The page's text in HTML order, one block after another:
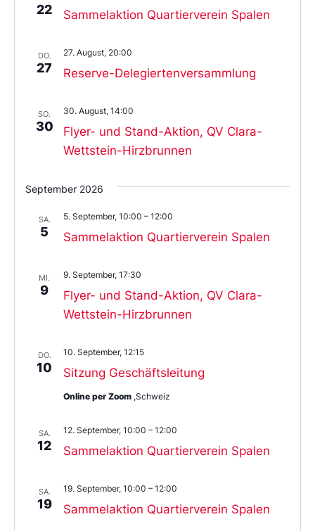
22 Sammelaktion Quartierverein Spalen
DO.
27 Reserve-Delegiertenversammlung
27. August, 20:00
SO.
30
Flyer- und Stand-Aktion, QV Clara-
Wettstein-Hirzbrunnen
30. August, 14:00
September 2026
SA.
5 Sammelaktion Quartierverein Spalen
5. September, 10:00 – 12:00
MI.
9
Flyer- und Stand-Aktion, QV Clara-
Wettstein-Hirzbrunnen
9. September, 17:30
DO.
10 Sitzung Geschäftsleitung
10. September, 12:15
Online per Zoom ,Schweiz
SA.
12 Sammelaktion Quartierverein Spalen
12. September, 10:00 – 12:00
SA.
19 Sammelaktion Quartierverein Spalen
19. September, 10:00 – 12:00